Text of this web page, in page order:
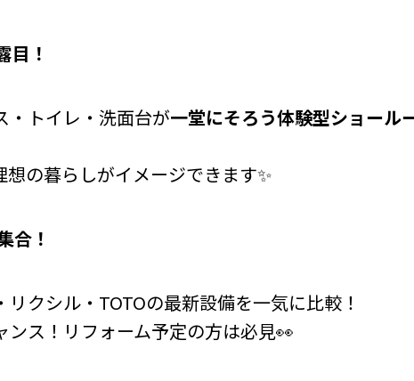
目！
・トイレ・洗面台が一堂にそろう体験型ショール
の暮らしがイメージできます✨
合！
クシル・TOTOの最新設備を一気に比較！
ス！リフォーム予定の方は必見👀